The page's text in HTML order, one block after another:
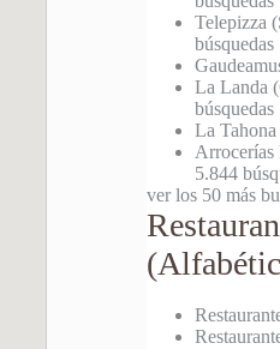
Telepizza
búsquedas
La Landa
búsquedas
La Tahona
Arrocerías
5.844
ver los 50 más